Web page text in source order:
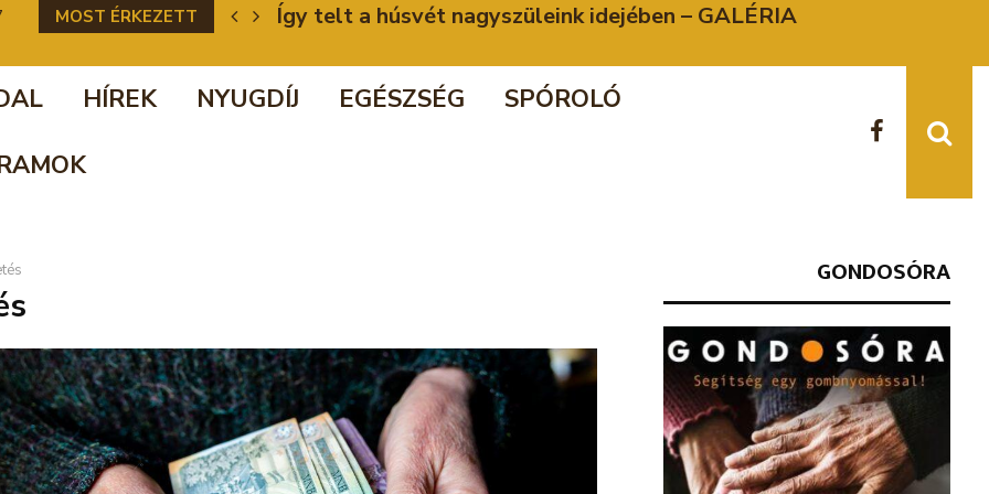
MOST ÉRKEZETT
ügy Így telt a húsvét nagyszüleink idejében – GALÉRIA
HÍREK NYUGDÍJ EGÉSZSÉG
SPÓROLÓ
GONDOSÓRA